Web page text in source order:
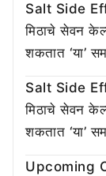
Salt Side
मिठाचे सेवन
शकतात ‘या’
Salt Side
मिठाचे सेवन
शकतात ‘या’
Upcoming